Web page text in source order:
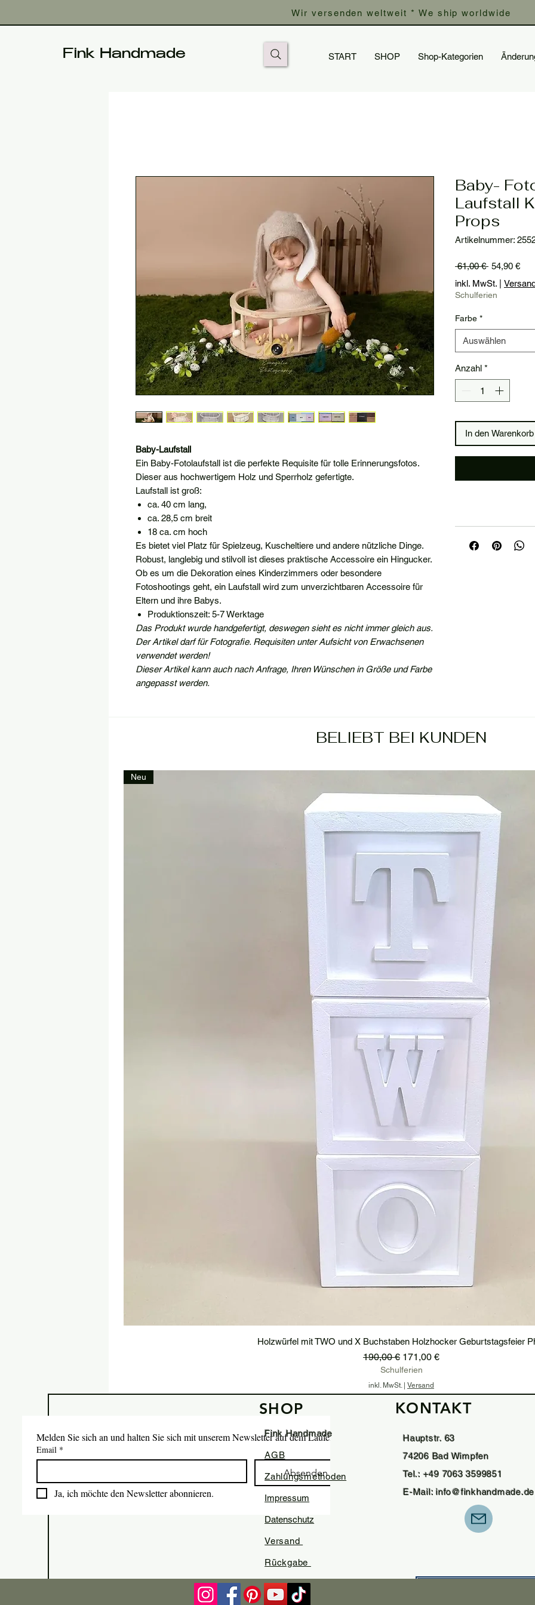
Wir versenden weltweit * We ship worldwide
Fink Handmade START SHOP Shop-Kategorien
Baby-Laufstall
Ein Baby-Fotolaufstall ist die perfekte Requisite für tolle Erinnerungsfotos.
Dieser aus hochwertigem Holz und Sperrholz gefertigte.
Laufstall ist groß:
ca. 40 cm lang,
ca. 28,5 cm breit
18 ca. cm hoch
Es bietet viel Platz für Spielzeug, Kuscheltiere und andere nützliche Dinge.
Robust, langlebig und stilvoll ist dieses praktische Accessoire ein Hingucker.
Ob es um die Dekoration eines Kinderzimmers oder besondere
Fotoshootings geht, ein Laufstall wird zum unverzichtbaren Accessoire für
Eltern und ihre Babys.
Produktionszeit: 5-7 Werktage
Das Produkt wurde handgefertigt, deswegen sieht es nicht immer gleich aus.
Der Artikel darf für Fotografie. Requisiten unter Aufsicht von Erwachsenen
verwendet werden!
Dieser Artikel kann auch nach Anfrage, Ihren Wünschen in Größe und Farbe
angepasst werden.
Baby-
Laufstall
Props
Artikelnummer:
61,00 € 54,90 €
inkl. MwSt.
Schulferien
Farbe *
Auswählen
Anzahl *
In den Warenkorb
BELIEBT BEI KUNDEN
Neu
Holzwürfel mit TWO und X Buchstaben Holzhocker Geburtstagsfeier
Standardpreis
190,00 € Sale-Preis
171,00 €
Schulferien
inkl. MwSt.| Versand
In den Warenkorb
Melden Sie sich an und halten Sie sich mit unserem Newsletter auf dem Laufenden.
Email *
Absenden
Ja, ich möchte den Newsletter abonnieren.
SHOP
Fink Handmade
AGB
Zahlungsmethoden
Impressum
Datenschutz
Versand
Rückgabe
KONTAKT
Hauptstr. 63
74206 Bad Wimpfen
Tel.: +49 7063 3599851
E-Mail:info@finkhandmade.de